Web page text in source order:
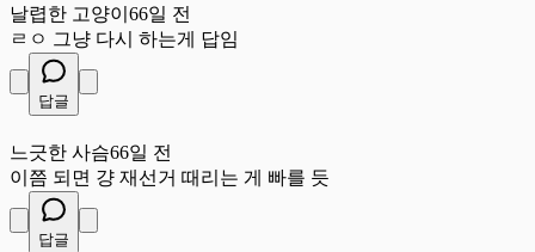
날렵한 고양이 66일 전
ㄹㅇ 그냥 다시 하는게 답임
답글
느긋한 사슴66일 전
이쯤 되면 걍 재선거 때리는 게 빠를 듯
답글